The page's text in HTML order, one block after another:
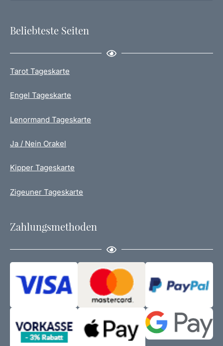
Beliebteste Seiten
Tarot Tageskarte
Engel Tageskarte
Lenormand Tageskarte
Ja / Nein Orakel
Kipper Tageskarte
Zigeuner Tageskarte
Zahlungsmethoden